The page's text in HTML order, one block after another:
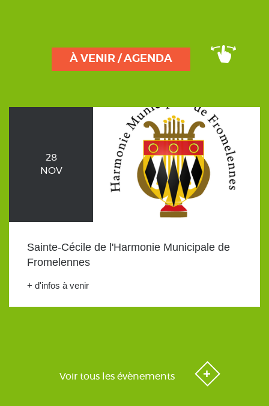
À VENIR / AGENDA
28
NOV
Sainte-Cécile de l'Harmonie Municipale de
Fromelennes
+ d'infos à venir
Voir tous les évènements